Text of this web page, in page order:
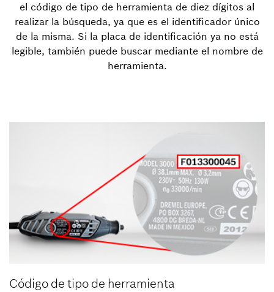
el código de tipo de herramienta de diez dígitos al
realizar la búsqueda, ya que es el identificador único
de la misma. Si la placa de identificación ya no está
legible, también puede buscar mediante el nombre de
herramienta.
Código de tipo de herramienta